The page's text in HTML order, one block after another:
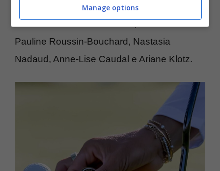
linea generale, sono molto agguerrite le
Pauline Roussin-Bouchard, Nastasia
Nadaud, Anne-Lise Caudal e Ariane Klotz.
Manage options